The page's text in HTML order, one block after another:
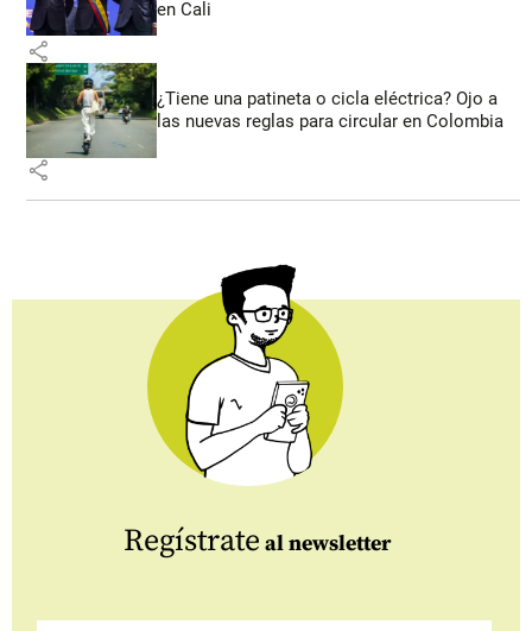
en Cali
share
¿Tiene una patineta o cicla eléctrica? Ojo a
las nuevas reglas para circular en Colombia
share
Regístrate al newsletter